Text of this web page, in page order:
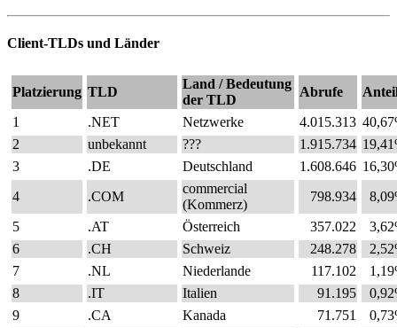
Client-TLDs und Länder
Platzierung TLD
Land / Bedeutung
der TLD
Abrufe
1
.NET Netzwerke 4.015.313
2
unbekannt ??? 1.915.734
3
.DE Deutschland 1.608.646
4
.COM
commercial
(Kommerz)
798.934
5
.AT Österreich 357.022
6
.CH Schweiz 248.278
7
.NL Niederlande 117.102
8
.IT Italien 91.195
9
.CA Kanada 71.751